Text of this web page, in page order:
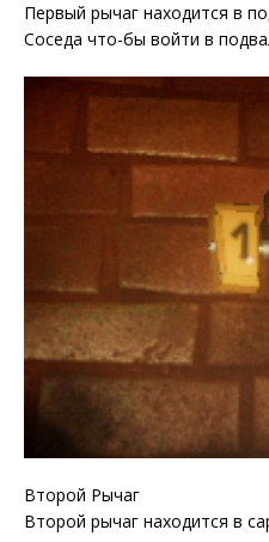
Первый рычаг находится в
Соседа что-бы войти в
Второй Рычаг
Второй рычаг находится в